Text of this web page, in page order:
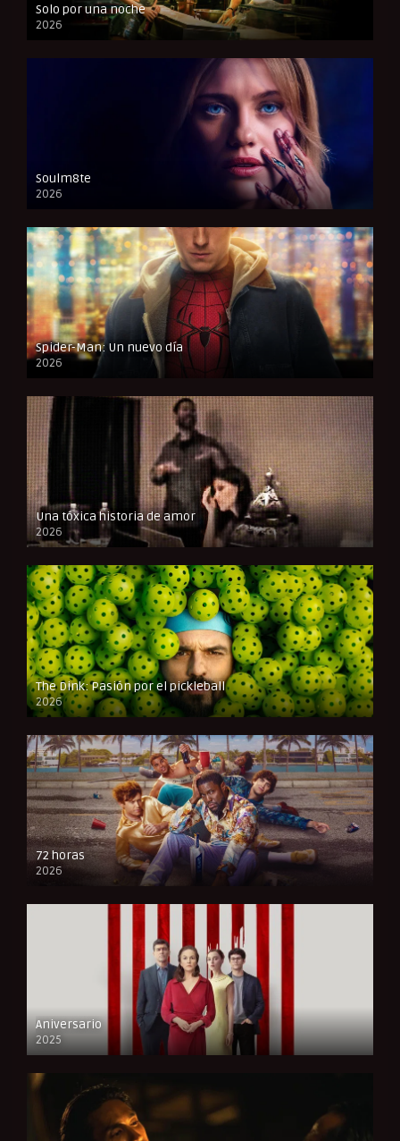
Solo por una noche
2026
CAM
Soulm8te
2026
FULL HD
Spider-Man: Un nuevo día
2026
CAM
Una tóxica historia de amor
2026
FULL HD
The Dink: Pasión por el pickleball
2026
FULL HD
72 horas
2026
FULL HD
Aniversario
2025
FULL HD